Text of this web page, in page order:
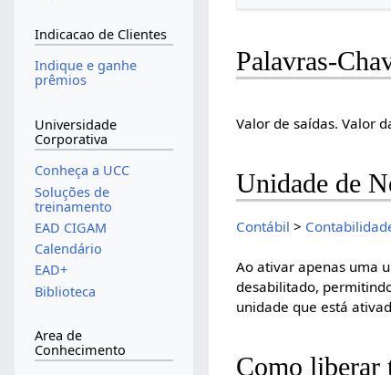
Palavras-
Valor de saídas. Valor
Unidade de
Contábil >
Ao ativar apenas uma
desabilitado,
unidade que está
Como liberar
Indicacao de Clientes
Indique e ganhe
prêmios
Universidade
Corporativa
Conheça a UCC
Soluções de
treinamento
EAD CIGAM
Calendário
EAD+
Biblioteca
Area de
Conhecimento